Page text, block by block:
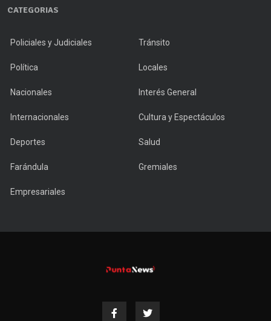
CATEGORIAS
Policiales y Judiciales Tránsito
Política Locales
Nacionales Interés General
Internacionales Cultura y Espectáculos
Deportes Salud
Farándula Gremiales
Empresariales